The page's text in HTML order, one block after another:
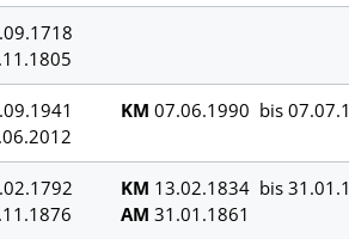
KM 07.06.1990 bis
KM 13.02.1834 bis
AM 31.01.1861